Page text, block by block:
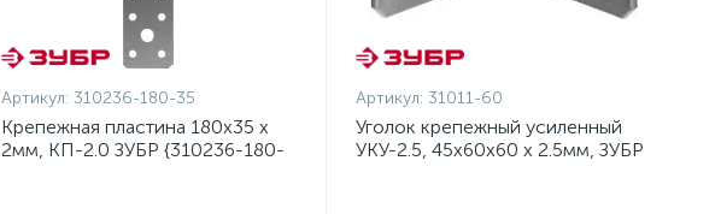
Артикул: 310236-180-35
Крепежная пластина 180x35 x
2мм, КП-2.0 ЗУБР {310236-180-
Артикул: 31011-60
Уголок крепежный усиленный
УКУ-2.5, 45х60х60 х 2.5мм, ЗУБР